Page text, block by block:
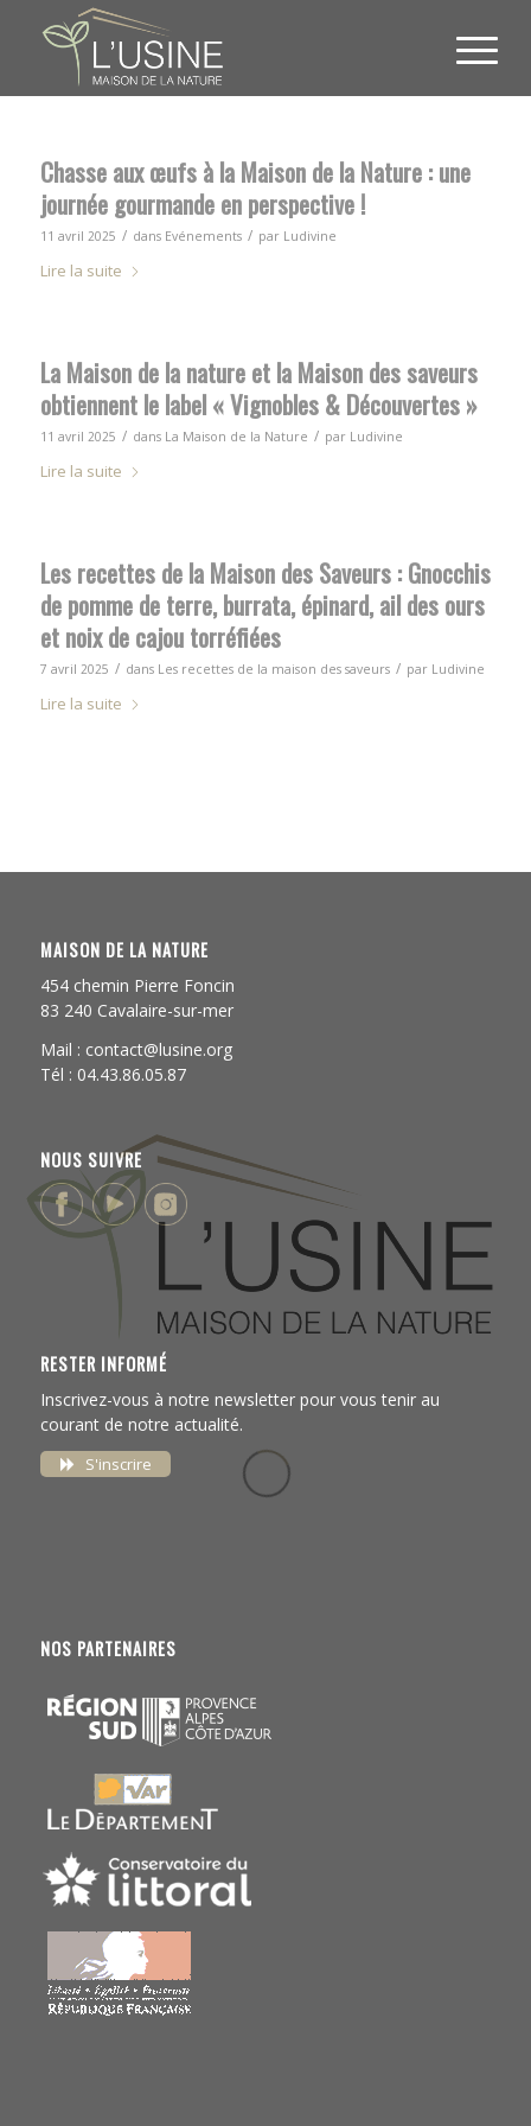
Chasse aux œufs à la Maison de la Nature : une
journée gourmande en perspective !
11 avril 2025 / dans Evénements / par Ludivine
Lire la suite
La Maison de la nature et la Maison des saveurs
obtiennent le label « Vignobles & Découvertes »
11 avril 2025 / dans La Maison de la Nature / par Ludivine
Lire la suite
Les recettes de la Maison des Saveurs : Gnocchis
de pomme de terre, burrata, épinard, ail des ours
et noix de cajou torréfiées
7 avril 2025 / dans Les recettes de la maison des saveurs / par Ludivine
Lire la suite
MAISON DE LA NATURE
454 chemin Pierre Foncin
83 240 Cavalaire-sur-mer
Mail : contact@lusine.org
Tél : 04.43.86.05.87
NOUS SUIVRE
RESTER INFORMÉ
Inscrivez-vous à notre newsletter pour vous tenir au
courant de notre actualité.
S'inscrire
NOS PARTENAIRES